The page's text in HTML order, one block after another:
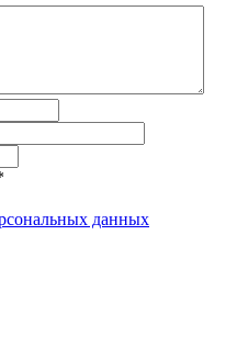
данных